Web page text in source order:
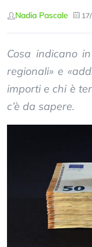
Nadia Pascale
Cosa indicano
regionali» e
importi e chi è
c’è da sapere.